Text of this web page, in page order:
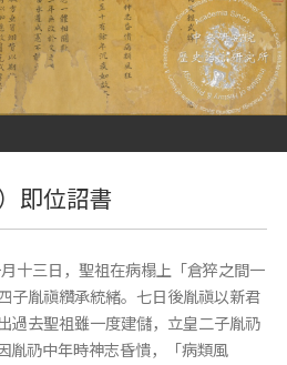
即位詔書
十三日，聖祖在病榻上「倉猝之間一
子胤禛纘承統緒。七日後胤禛以新君
過去聖祖雖一度建儲，立皇二子胤礽
胤礽中年時神志昏憒，「病類風